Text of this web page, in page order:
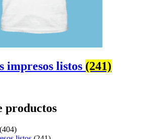
impresos listos (241)
productos
(404)